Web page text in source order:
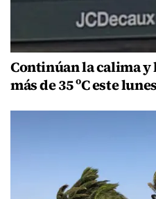
Continúan la calima
más de 35 ºC este